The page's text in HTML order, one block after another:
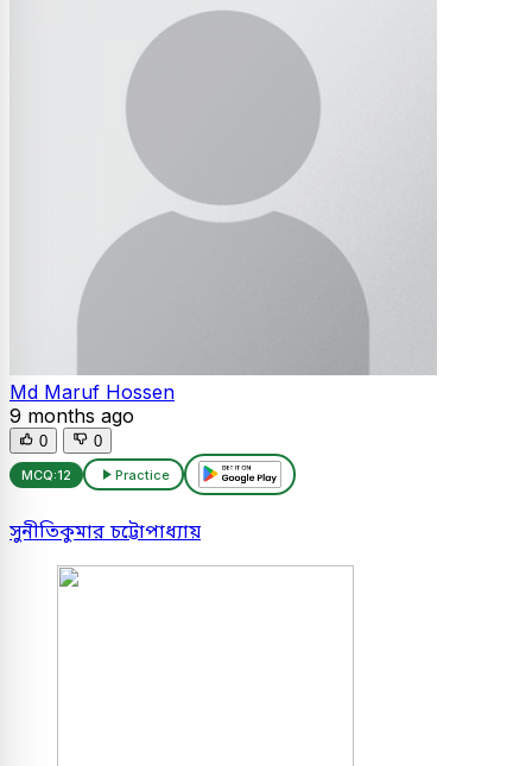
Md Maruf Hossen
9 months ago
0 0
MCQ:12 Practice
সুনীতিকুমার চট্টোপাধ্যায়